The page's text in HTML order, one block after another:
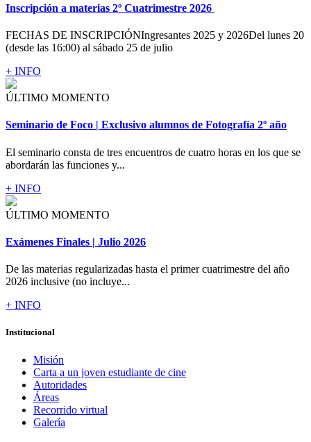
Inscripción a materias 2º Cuatrimestre 2026
FECHAS DE INSCRIPCIÓNIngresantes 2025 y 2026Del lunes 20
(desde las 16:00) al sábado 25 de julio
+ INFO
ÚLTIMO MOMENTO
Seminario de Foco | Exclusivo alumnos de Fotografía 2º año
El seminario consta de tres encuentros de cuatro horas en los que se
abordarán las funciones y...
+ INFO
ÚLTIMO MOMENTO
Exámenes Finales | Julio 2026
De las materias regularizadas hasta el primer cuatrimestre del año
2026 inclusive (no incluye...
+ INFO
Institucional
Misión
Carta a un joven estudiante de cine
Autoridades
Áreas
Recorrido virtual
Galería